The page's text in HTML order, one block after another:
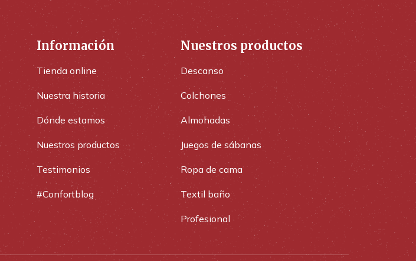
Información
Tienda online
Nuestra historia
Dónde estamos
Nuestros productos
Testimonios
#Confortblog
Nuestros productos
Descanso
Colchones
Almohadas
Juegos de sábanas
Ropa de cama
Textil baño
Profesional